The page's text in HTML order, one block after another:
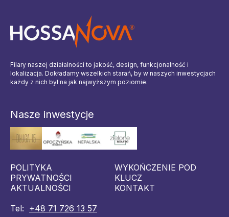
Filary naszej działalności to jakość, design, funkcjonalność i
lokalizacja. Dokładamy wszelkich starań, by w naszych inwestycjach
każdy z nich był na jak najwyższym poziomie.
Nasze inwestycje
POLITYKA
PRYWATNOŚCI
WYKOŃCZENIE POD
KLUCZ
AKTUALNOŚCI
KONTAKT
Tel: +48 71 726 13 57